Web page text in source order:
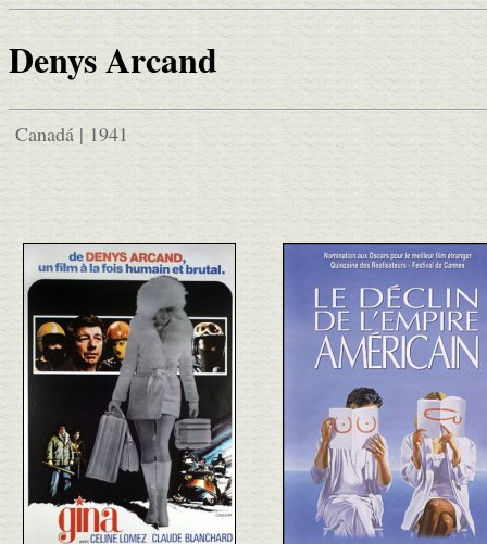
Denys Arcand
Canadá | 1941